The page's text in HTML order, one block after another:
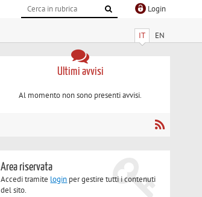
Login
IT EN
Ultimi avvisi
Al momento non sono presenti avvisi.
Area riservata
Accedi tramite login per gestire tutti i contenuti
del sito.